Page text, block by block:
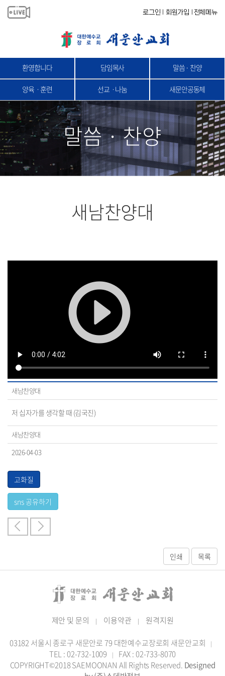
로그인 회원가입 전체메뉴
환영합니다 담임목사 말씀 · 찬양
양육ㆍ훈련 선교ㆍ나눔 새문안공동체
말씀 · 찬양
새남찬양대
새남찬양대
저 십자가를 생각할 때 (김국진)
새남찬양대
2026-04-03
제안 및 문의 | 이용약관 | 원격지원
03182 서울시 종로구 새문안로 79 대한예수교장로회 새문안교회 |
TEL : 02-732-1009 |
FAX : 02-733-8070
COPYRIGHT©2018 SAEMOONAN All Rights Reserved. Designed